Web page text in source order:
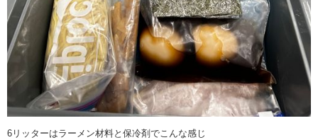
6リッターはラーメン材料と保冷剤でこんな感じ